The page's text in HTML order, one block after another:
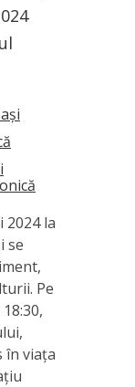
2024 la
se
Pe
în viața